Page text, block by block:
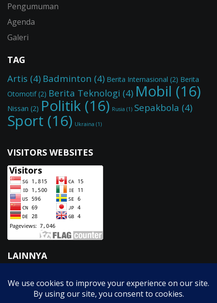
Pengumuman
Agenda
Galeri
TAG
Artis (4) Badminton (4) Berita Internasional (2) Berita
Otomotif(2) Berita Teknologi (4) Mobil (16)
Nissan (2) Politik (16) Rusia (1) Sepakbola (4)
Sport (16) Ukraina (1)
VISITORS WEBSITES
LAINNYA